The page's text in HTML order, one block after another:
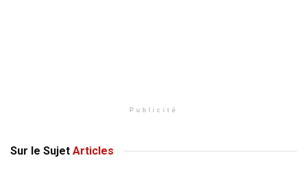
Publicité
Sur le Sujet Articles